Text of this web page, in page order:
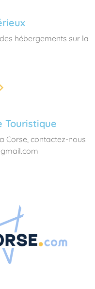
hébergements sur la
Touristique
Corse, contactez-nous